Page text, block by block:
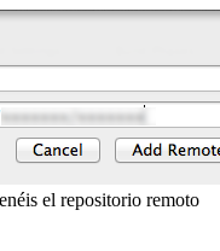
el repositorio remoto